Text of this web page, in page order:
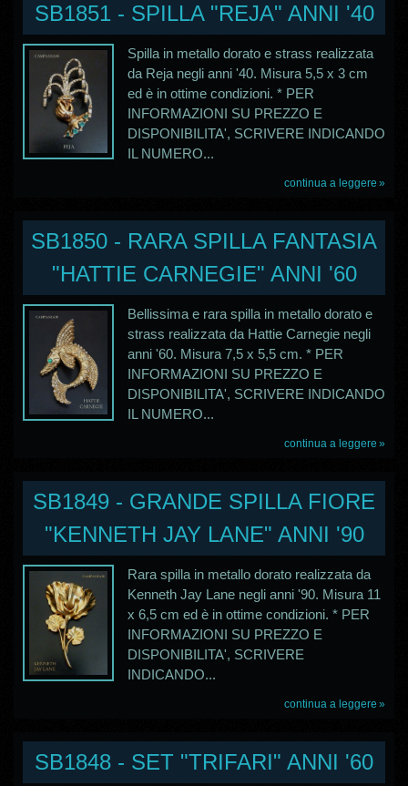
SB1851 - SPILLA "REJA" ANNI '40
Spilla in metallo dorato e strass realizzata
da Reja negli anni '40. Misura 5,5 x 3 cm
ed è in ottime condizioni. * PER
INFORMAZIONI SU PREZZO E
DISPONIBILITA', SCRIVERE INDICANDO
IL NUMERO...
continua a leggere
SB1850 - RARA SPILLA FANTASIA
"HATTIE CARNEGIE" ANNI '60
Bellissima e rara spilla in metallo dorato e
strass realizzata da Hattie Carnegie negli
anni '60. Misura 7,5 x 5,5 cm. * PER
INFORMAZIONI SU PREZZO E
DISPONIBILITA', SCRIVERE INDICANDO
IL NUMERO...
continua a leggere
SB1849 - GRANDE SPILLA FIORE
"KENNETH JAY LANE" ANNI '90
Rara spilla in metallo dorato realizzata da
Kenneth Jay Lane negli anni '90. Misura 11
x 6,5 cm ed è in ottime condizioni. * PER
INFORMAZIONI SU PREZZO E
DISPONIBILITA', SCRIVERE
INDICANDO...
continua a leggere
SB1848 - SET "TRIFARI" ANNI '60